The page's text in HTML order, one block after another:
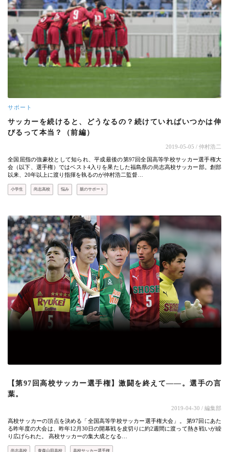
サポート
サッカーを続けると、どうなるの？続けていればいつかは伸
びるって本当？（前編）
2019-05-05 / 仲村浩二
全国屈指の強豪校として知られ、平成最後の第97回全国高等学校サッカー選手権大
会（以下、選手権）ではベスト4入りを果たした福島県の尚志高校サッカー部。創部
以来、20年以上に渡り指揮を執るのが仲村浩二監督…
小学生 尚志高校 悩み 親のサポート
【第97回高校サッカー選手権】激闘を終えて――。選手の言
葉。
2019-04-30 / 編集部
高校サッカーの頂点を決める「全国高等学校サッカー選手権大会」。 第97回にあた
る昨年度の大会は、昨年12月30日の開幕戦を皮切りに約2週間に渡って熱き戦いが繰
り広げられた。 高校サッカーの集大成となる…
尚志高校 青森山田高校 高校サッカー選手権